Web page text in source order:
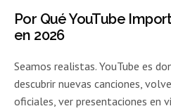
Por Qué YouTube
en 2026
Seamos realistas. YouTube es
descubrir nuevas canciones,
oficiales, ver presentaciones en